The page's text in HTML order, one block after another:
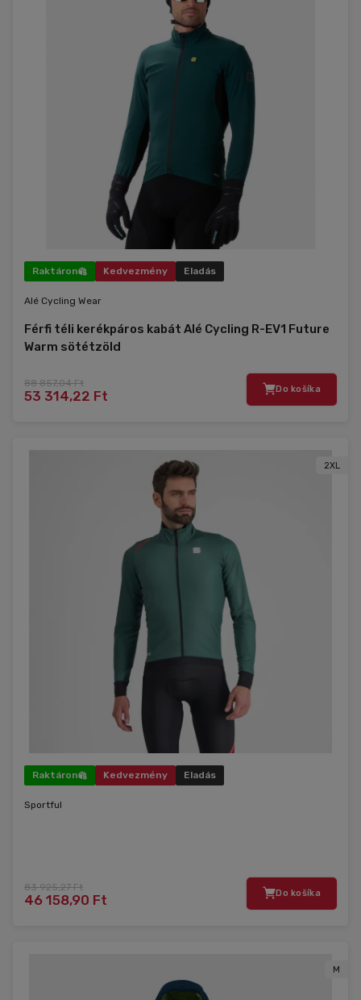
Raktáron Kedvezmény Eladás
Alé Cycling Wear
Férfi téli kerékpáros kabát Alé Cycling R-EV1 Future
Warm sötétzöld
88 857,04 Ft
53 314,22 Ft Do košíka
2XL
Raktáron Kedvezmény Eladás
Sportful
83 925,27 Ft
46 158,90 Ft Do košíka
M